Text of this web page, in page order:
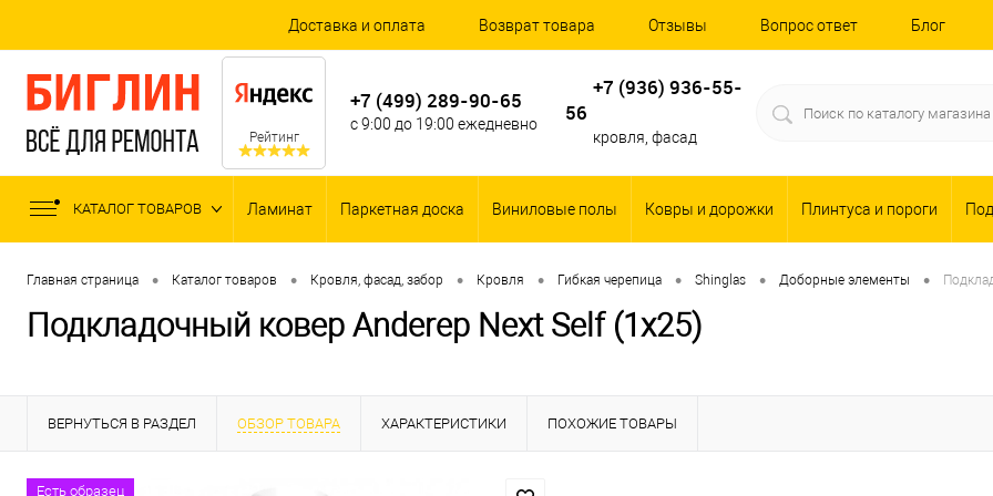
Доставка и оплата Возврат товара Отзывы Вопрос ответ Блог
Рейтинг
+7 (499) 289-90-65
с 9:00 до 19:00 ежедневно
+7 (936) 936-55-
56
кровля, фасад
КАТАЛОГ ТОВАРОВ Ламинат Паркетная доска Виниловые полы Ковры и дорожки Плинтуса и пороги
Главная страница • Каталог товаров • Кровля, фасад, забор • Кровля • Гибкая черепица • Shinglas • Доборные элементы •
Подкладочный ковер Anderep Next Self (1х25)
ВЕРНУТЬСЯ В РАЗДЕЛ ОБЗОР ТОВАРА ХАРАКТЕРИСТИКИ ПОХОЖИЕ ТОВАРЫ
Есть образец